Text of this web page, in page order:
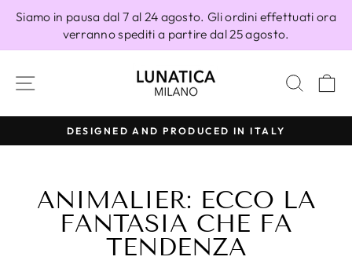
direttamente
Siamo in pausa dal 7 al 24 agosto. Gli ordini effettuati ora
verranno spediti a partire dal 25 agosto.
NAVIGAZIONE DEL SITO
Metti
pausa
presentazione
DESIGNED AND PRODUCED IN ITALY
ANIMALIER: ECCO LA
FANTASIA CHE FA
TENDENZA